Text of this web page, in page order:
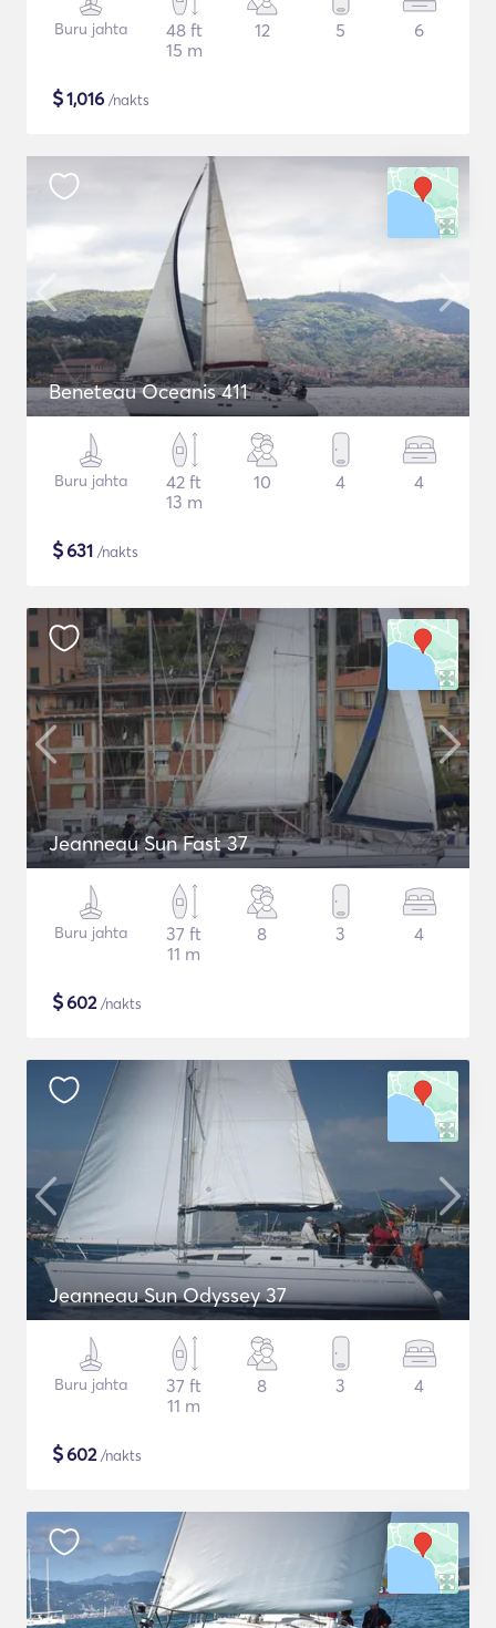
Buru jahta
48 ft
15 m
12 5 6
$1,016 /nakts
Beneteau Oceanis 411
Buru jahta
42 ft
13 m
10 4 4
$631 /nakts
Jeanneau Sun Fast 37
Buru jahta
37 ft
11 m
8 3 4
$602/nakts
Jeanneau Sun Odyssey 37
Buru jahta
37 ft
11 m
8 3 4
$602/nakts